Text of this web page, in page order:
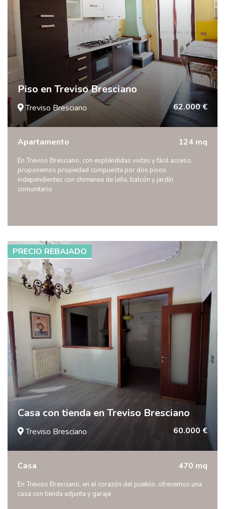
Piso en Treviso Bresciano
Treviso Bresciano 62.000 €
Apartamento 124 mq
En Treviso Bresciano, con espléndidas vistas y fácil acceso,
proponemos propiedad compuesta por dos pisos
independientes con chimenea de leña, balcón y jardín
comunitario
PRECIO REBAJADO
Casa con tienda en Treviso Bresciano
Treviso Bresciano 60.000 €
Casa 470 mq
En Treviso Bresciano, en el corazón del pueblo, ofrecemos una
casa con tienda adjunta y garaje